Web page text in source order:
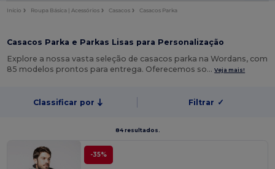
Início Roupa Básica | Acessórios Casacos Casacos Parka
Casacos Parka e Parkas Lisas para Personalização
Explore a nossa vasta seleção de casacos parka na Wordans, com
85 modelos prontos para entrega. Oferecemos so…Veja mais!
Classificar por Filtrar ✓
84 resultados.
-35%